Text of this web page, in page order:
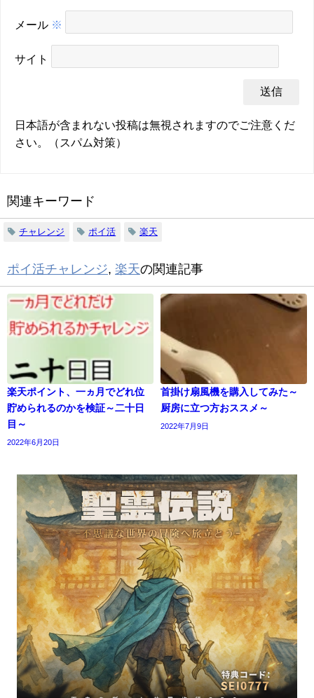
メール ※
サイト
日本語が含まれない投稿は無視されますのでご注意くだ
さい。（スパム対策）
関連キーワード
チャレンジ ポイ活 楽天
ポイ活チャレンジ, 楽天の関連記事
楽天ポイント、一ヵ月でどれ位
貯められるのかを検証～二十日
目～
2022年6月20日
首掛け扇風機を購入してみた～
厨房に立つ方おススメ～
2022年7月9日